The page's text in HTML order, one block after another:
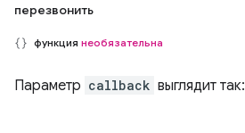
перезвонить
функция необязательна
Параметр callback выглядит так: